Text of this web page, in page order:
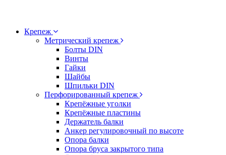
Крепеж
Метрический крепеж
Болты DIN
Винты
Гайки
Шайбы
Шпильки DIN
Перфорированный крепеж
Крепёжные уголки
Крепёжные пластины
Держатель балки
Анкер регулировочный по высоте
Опора балки
Опора бруса закрытого типа